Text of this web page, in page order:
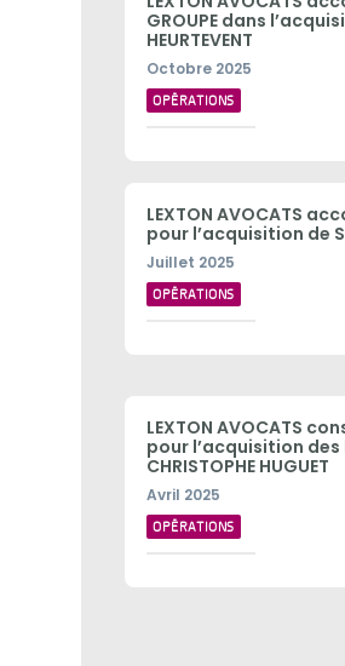
GROUPE dans
HEURTEVENT
Octobre 2025
OPÉRATIONS
LEXTON AVOCATS
pour l’acquisition de
Juillet 2025
OPÉRATIONS
LEXTON AVOCATS
pour l’acquisition des
CHRISTOPHE HUGUET
Avril 2025
OPÉRATIONS